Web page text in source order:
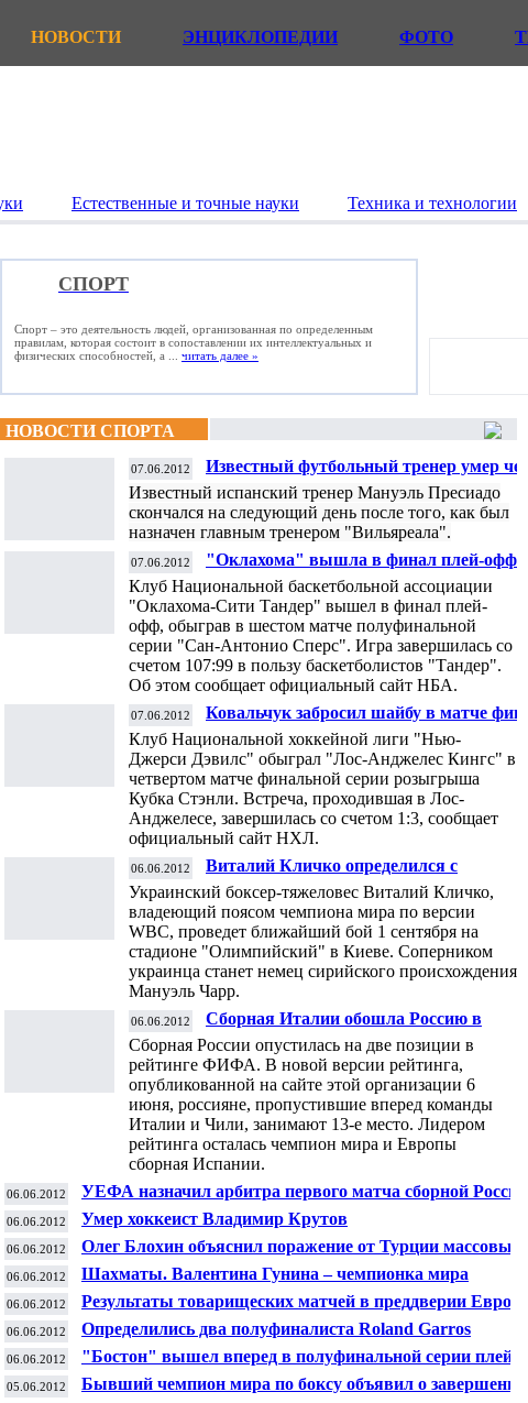
НОВОСТИ ЭНЦИКЛОПЕДИИ ФОТО
Естественные и точные науки Техника и технологии
СПОРТ
Спорт – это деятельность людей, организованная по определенным
правилам, которая состоит в сопоставлении их интеллектуальных и
физических способностей, а ... читать далее »
НОВОСТИ СПОРТА
07.06.2012
Известный футбольный тренер умер
день после назначения
Известный испанский тренер Мануэль Пресиадо
скончался на следующий день после того, как был
назначен главным тренером "Вильяреала".
07.06.2012
"Оклахома" вышла в финал плей-офф
Клуб Национальной баскетбольной ассоциации
"Оклахома-Сити Тандер" вышел в финал плей-
офф, обыграв в шестом матче полуфинальной
серии "Сан-Антонио Сперс". Игра завершилась со
счетом 107:99 в пользу баскетболистов "Тандер".
Об этом сообщает официальный сайт НБА.
07.06.2012
Ковальчук забросил шайбу в матче
Кубка Стэнли
Клуб Национальной хоккейной лиги "Нью-
Джерси Дэвилс" обыграл "Лос-Анджелес Кингс" в
четвертом матче финальной серии розыгрыша
Кубка Стэнли. Встреча, проходившая в Лос-
Анджелесе, завершилась со счетом 1:3, сообщает
официальный сайт НХЛ.
06.06.2012
Виталий Кличко определился с
соперником на последний бой
Украинский боксер-тяжеловес Виталий Кличко,
владеющий поясом чемпиона мира по версии
WBC, проведет ближайший бой 1 сентября на
стадионе "Олимпийский" в Киеве. Соперником
украинца станет немец сирийского происхождения
Мануэль Чарр.
06.06.2012
Сборная Италии обошла Россию в
Сборная России опустилась на две позиции в
рейтинге ФИФА. В новой версии рейтинга,
опубликованной на сайте этой организации 6
июня, россияне, пропустившие вперед команды
Италии и Чили, занимают 13-е место. Лидером
рейтинга осталась чемпион мира и Европы
сборная Испании.
06.06.2012
УЕФА назначил арбитра первого матча сборной России
Евро-2012
06.06.2012 Умер хоккеист Владимир Крутов
06.06.2012
Олег Блохин объяснил поражение от Турции массовым
отравлением
06.06.2012 Шахматы. Валентина Гунина – чемпионка мира
06.06.2012 Результаты товарищеских матчей в преддверии Евро-
06.06.2012 Определились два полуфиналиста Roland Garros
06.06.2012
"Бостон" вышел вперед в полуфинальной серии плей-
НБА с "Майами"
05.06.2012
Бывший чемпион мира по боксу объявил о завершении